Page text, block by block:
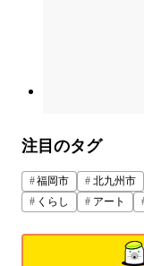
注目のタグ
福岡市 北九州市
くらし
アート